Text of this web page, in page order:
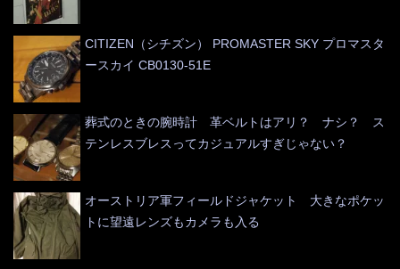
CITIZEN（シチズン） PROMASTER SKY プロマスタ
ースカイ CB0130-51E
葬式のときの腕時計 革ベルトはアリ？ ナシ？ ス
テンレスブレスってカジュアルすぎじゃない？
オーストリア軍フィールドジャケット 大きなポケッ
トに望遠レンズもカメラも入る